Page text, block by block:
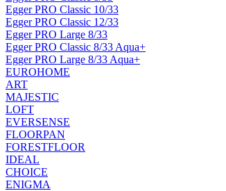
Egger PRO Classic 10/33
Egger PRO Classic 12/33
Egger PRO Large 8/33
Egger PRO Classic 8/33 Aqua+
Egger PRO Large 8/33 Aqua+
EUROHOME
ART
MAJESTIC
LOFT
EVERSENSE
FLOORPAN
FORESTFLOOR
IDEAL
CHOICE
ENIGMA